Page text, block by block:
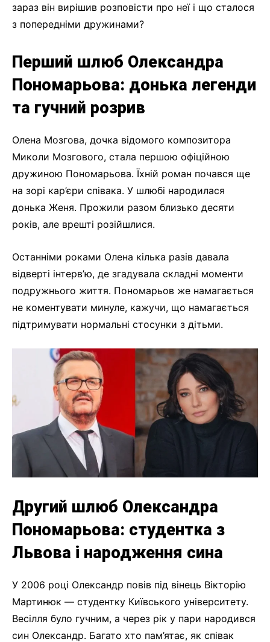
зараз він вирішив розповісти про неї і що сталося
з попередніми дружинами?
Перший шлюб Олександра
Пономарьова: донька легенди
та гучний розрив
Олена Мозгова, дочка відомого композитора
Миколи Мозгового, стала першою офіційною
дружиною Пономарьова. Їхній роман почався ще
на зорі кар’єри співака. У шлюбі народилася
донька Женя. Прожили разом близько десяти
років, але врешті розійшлися.
Останніми роками Олена кілька разів давала
відверті інтерв’ю, де згадувала складні моменти
подружнього життя. Пономарьов же намагається
не коментувати минуле, кажучи, що намагається
підтримувати нормальні стосунки з дітьми.
Другий шлюб Олександра
Пономарьова: студентка з
Львова і народження сина
У 2006 році Олександр повів під вінець Вікторію
Мартинюк — студентку Київського університету.
Весілля було гучним, а через рік у пари народився
син Олександр. Багато хто пам’ятає, як співак